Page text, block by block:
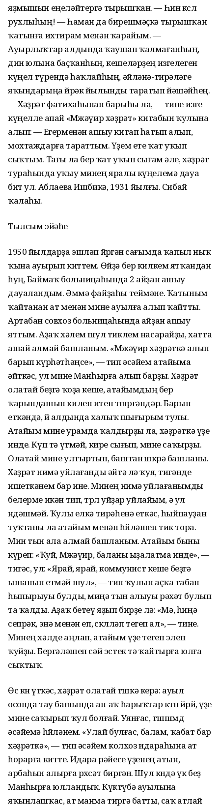
яҙмышын еңеләйтергә тырышҡан. — Һин көслө
рухлыһың! — Һаман да бирешмәҫкә тырышҡан
ҡатынға ихтирам менән ҡарайым. —
Ауырлыҡтар алдында ҡаушап ҡалмағанһың,
дин юлына баҫҡанһың, кешеләрҙең изгелеген
күңел түрендә һаҡлайһың, әйләнә-тирәләге
яҡындарыңа йөрәк йылынды таратып йәшәйһең.
— Хәҙрәт фатихаһынан барыһы ла, — тине изге
күңелле апай «Мөжәүир хәҙрәт» китабын ҡулына
алып: — Егерменән ашыу китап һатып алып,
мохтаждарға тараттым. Үҙем ете ҡат уҡып
сыҡтым. Тағы ла бер ҡат уҡып сығам әле, хәҙрәт
тураһында уҡыу минең яралы күңелемә дауа
бит ул. Аблаева Ишбикә, 1931 йылғы. Сибай
ҡалаһы.
Тылсым эйәһе
1950 йылдарҙа эшләп йөрөгән сағымда ҡапыл ныҡ
ҡына ауырып киттем. Өйҙә бер килкем ятҡандан
һуң, Баймаҡ больницаһында 2 айҙан ашыу
дауаландым. Әммә файҙаһы теймәне. Ҡатыным
ҡайтанан ат менән мине ауылға алып ҡайтты.
Артабан совхоз больницаһында айҙан ашыу
яттым. Аҙаҡ хәлем шул тиклем насарайҙы, хатта
ашай алмай башланым. «Мөжәүир хәҙрәткә алып
барып күрһәтһәңсе», — тип әсәйем атайыма
әйткәс, ул мине Манһырға алып барҙы. Хәҙрәт
олатай беҙгә ҡоҙа кеше, атайымдың бер
ҡарындашын килен итеп төшөргәндәр. Барып
еткәндә, өйө алдында халыҡ шығырым тулы.
Атайым мине урамда ҡалдырҙы ла, хәҙрәткә үҙе
инде. Күп тә үтмәй, кире сығып, мине саҡырҙы.
Олатай мине ултыртып, баштан өшкөрә башланы.
Хәҙрәт нимә уйлағанды әйтә лә ҡуя, тигәнде
ишеткәнем бар ине. Минең нимә уйлағанымды
белерме икән тип, төрлө уйҙар уйлайым, ә ул
өндәшмәй. Ҡулы елкә тирәһенә еткәс, һыйпауҙан
туҡтаны ла атайым менән һөйләшеп тик тора.
Мин тын ала алмай башланым. Атайым быны
күреп: «Ҡуй, Мөжәүир, баланы ыҙалатма инде», —
тигәс, ул: «Ярай, ярай, коммунист кеше беҙгә
ышанып етмәй шул», — тип ҡулын аҫҡа табан
һыпырыуы булды, миңә тын алыуы рәхәт булып
та ҡалды. Аҙаҡ бетеү яҙып бирҙе лә: «Мә, һиңә
сепрәк, энә менән еп, өскөлләп тегеп ал», — тине.
Минең хәлде аңлап, атайым үҙе тегеп элеп
ҡуйҙы. Бергәләшеп сәй эстек тә ҡайтырға юлға
сыҡтыҡ.
Өс көн үткәс, хәҙрәт олатай төшкә керә: ауыл
осонда тау башында ап-аҡ һарыҡтар көтөп йөрөй, үҙе
мине саҡырып ҡул болғай. Уянғас, төшшөмдө
әсәйемә һөйләнем. «Улай булғас, балам, ҡабат бар
хәҙрәткә», — тнп әсәйем колхоз идараһына ат
һорарға китте. Идара рәйесе үҙенең атын,
арбаһын алырға рөхсәт биргән. Шул көндә үк беҙ
Манһырға юлландыҡ. Күктүбә ауылына
яҡынлашҡас, ат манма тиргә батты, саҡ атлай